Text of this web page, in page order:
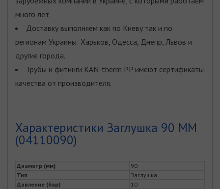
много лет.
Доставку выполняем как по Киеву так и по
регионам Украины: Харьков, Одесса, Днепр, Львов и
другие города.
Трубы и фитинги KAN-therm PP имеют сертификаты
качества от производителя.
Характеристики Заглушка 90 ММ
(04110090)
Диаметр (мм)
90
Тип
Заглушка
Давление (бар)
10